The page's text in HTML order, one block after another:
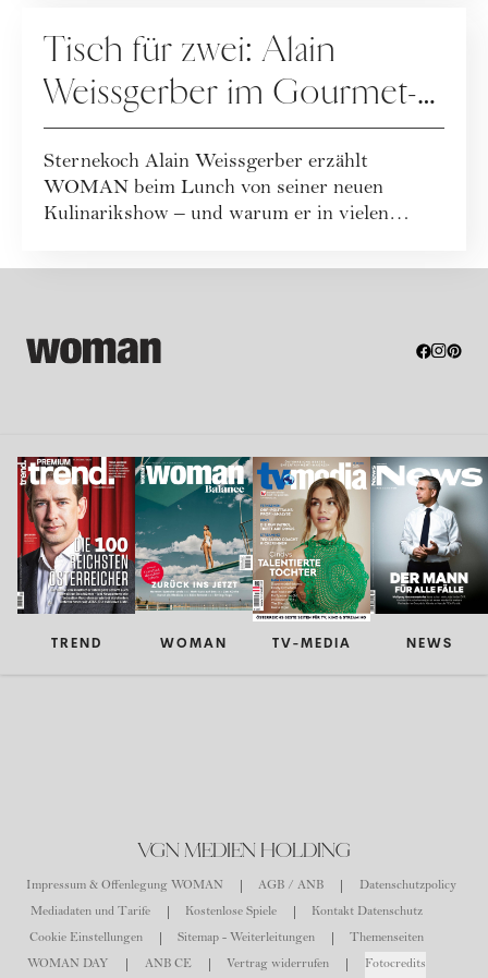
Tisch für zwei: Alain
Weissgerber im Gourmet-
Talk
Sternekoch Alain Weissgerber erzählt
WOMAN beim Lunch von seiner neuen
Kulinarikshow – und warum er in vielen
TREND WOMAN TV-MEDIA NEWS
VGN MEDIEN HOLDING
Impressum & Offenlegung WOMAN AGB / ANB
Datenschutzpolicy
Mediadaten und Tarife
Kostenlose Spiele
Kontakt Datenschutz
Cookie Einstellungen
Sitemap - Weiterleitungen
Themenseiten
WOMAN DAY
ANB CE Vertrag widerrufen Fotocredits